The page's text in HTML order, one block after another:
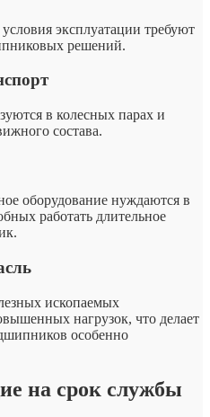
эксплуатации требуют
решений.
в колесных парах и
состава.
оборудование нуждаются в
работать длительное
ископаемых
нагрузок, что делает
особенно
на срок службы